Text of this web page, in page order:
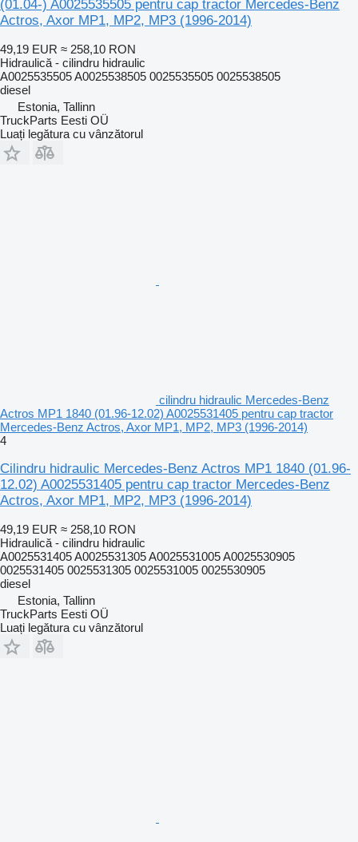
(01.04-) A0025535505 pentru cap tractor Mercedes-Benz
Actros, Axor MP1, MP2, MP3 (1996-2014)
49,19 EUR ≈ 258,10 RON
Hidraulică - cilindru hidraulic
A0025535505 A0025538505 0025535505 0025538505
diesel
Estonia, Tallinn
TruckParts Eesti OÜ
Luați legătura cu vânzătorul
cilindru hidraulic Mercedes-Benz
Actros MP1 1840 (01.96-12.02) A0025531405 pentru cap tractor
Mercedes-Benz Actros, Axor MP1, MP2, MP3 (1996-2014)
4
Cilindru hidraulic Mercedes-Benz Actros MP1 1840 (01.96-
12.02) A0025531405 pentru cap tractor Mercedes-Benz
Actros, Axor MP1, MP2, MP3 (1996-2014)
49,19 EUR ≈ 258,10 RON
Hidraulică - cilindru hidraulic
A0025531405 A0025531305 A0025531005 A0025530905
0025531405 0025531305 0025531005 0025530905
diesel
Estonia, Tallinn
TruckParts Eesti OÜ
Luați legătura cu vânzătorul